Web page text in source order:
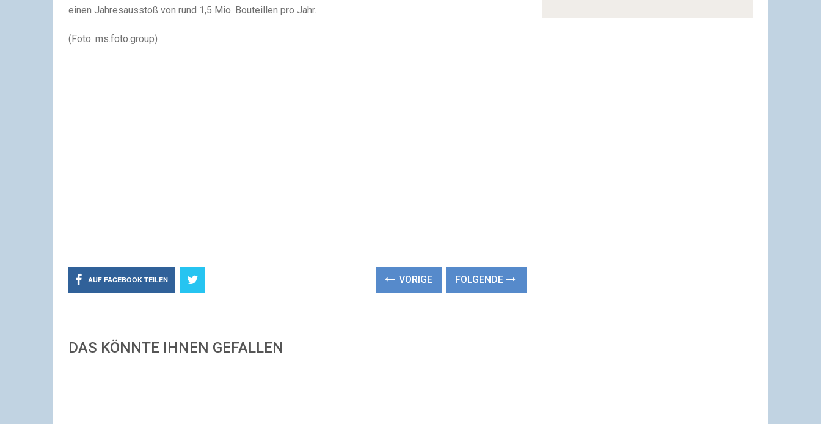
einen Jahresausstoß von rund 1,5 Mio. Bouteillen pro Jahr.
(Foto: ms.foto.group)
AUF FACEBOOK TEILEN VORIGE FOLGENDE
DAS KÖNNTE IHNEN GEFALLEN